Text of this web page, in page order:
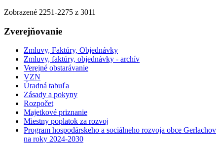
Zobrazené 2251-2275 z 3011
Zverejňovanie
Zmluvy, Faktúry, Objednávky
Zmluvy, faktúry, objednávky - archív
Verejné obstarávanie
VZN
Úradná tabuľa
Zásady a pokyny
Rozpočet
Majetkové priznanie
Miestny poplatok za rozvoj
Program hospodárskeho a sociálneho rozvoja obce Gerlachov
na roky 2024-2030